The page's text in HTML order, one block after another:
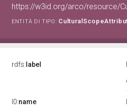
https://w3id.org/arco/resource/
ENTITÀ DI TIPO:
rdfs: label
l0:name